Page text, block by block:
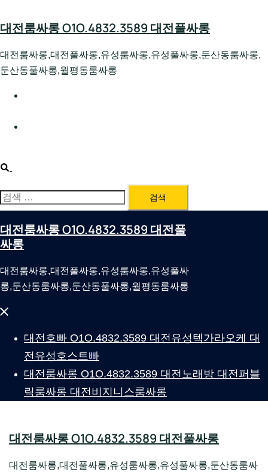
to
대전룸싸롱 O1O.4832.3589 대전풀싸롱
대전룸싸롱,대전풀싸롱,유성룸싸롱,유성풀싸롱,둔산동룸싸롱,
둔산동풀싸롱,월평동룸싸롱
Search
검
색:
대전룸싸롱 O1O.4832.3589 대전풀
싸롱
대전룸싸롱,대전풀싸롱,유성룸싸롱,유성풀싸
롱,둔산동룸싸롱,둔산동풀싸롱,월평동룸싸롱
Close
대전호빠 O1O.4832.3589 대전유성텍가라오케 대
전유성호스트빠
대전룸싸롱 O1O.4832.3589 대전노래방 대전퍼블
릭룸싸롱 대전비지니스룸싸롱
대전룸싸롱 O1O.4832.3589 대전풀싸롱
대전룸싸롱,대전풀싸롱,유성룸싸롱,유성풀싸롱,둔산동룸싸